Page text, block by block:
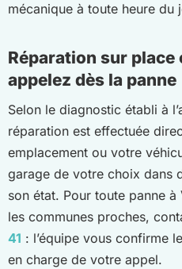
mécanique à toute heure du
Réparation sur place
appelez dès la panne
Selon le diagnostic établi à
réparation est effectuée
emplacement ou votre
garage de votre choix dans
son état. Pour toute panne
les communes proches,
41 : l’équipe vous confirme
en charge de votre appel.